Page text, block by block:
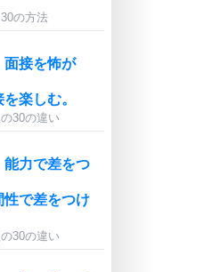
の方法
面接を怖が
楽しむ。
30の違い
能力で差をつ
性で差をつけ
30の違い